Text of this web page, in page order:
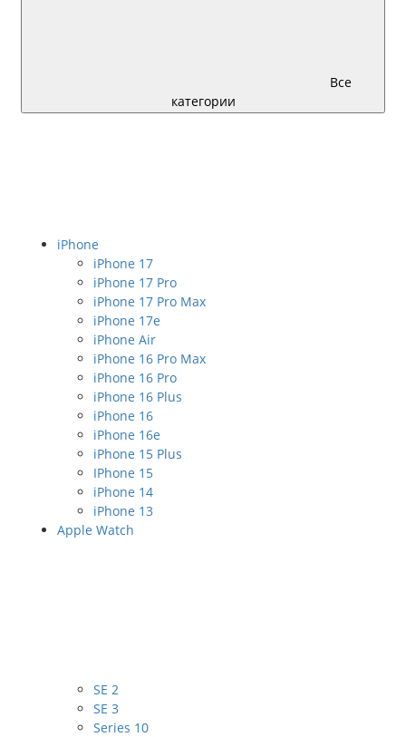
Все
категории
iPhone
iPhone 17
iPhone 17 Pro
iPhone 17 Pro Max
iPhone 17e
iPhone Air
iPhone 16 Pro Max
iPhone 16 Pro
iPhone 16 Plus
iPhone 16
iPhone 16e
iPhone 15 Plus
IPhone 15
iPhone 14
iPhone 13
Apple Watch
SE 2
SE 3
Series 10